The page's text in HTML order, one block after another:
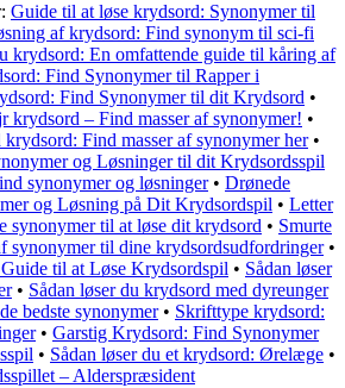
Guide til at løse krydsord: Synonymer til
af krydsord: Find synonym til sci-fi
krydsord: En omfattende guide til kåring af
Find Synonymer til Rapper i
Find Synonymer til dit Krydsord •
krydsord – Find masser af synonymer! •
Find masser af synonymer her•
og Løsninger til dit Krydsordsspil
synonymer og løsninger• Drønede
og Løsning på Dit Krydsordspil • Letter
synonymer til at løse dit krydsord • Smurte
synonymer til dine krydsordsudfordringer•
til at Løse Krydsordspil • Sådan løser
• Sådan løser du krydsord med dyreunger
bedste synonymer• Skrifttype krydsord:
• Garstig Krydsord: Find Synonymer
• Sådan løser du et krydsord: Ørelæge •
– Alderspræsident